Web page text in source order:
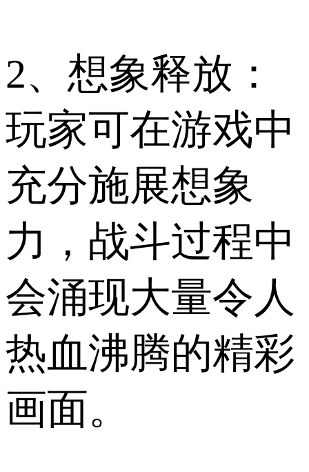
2、想象释放：
玩家可在游戏中
充分施展想象
力，战斗过程中
会涌现大量令人
热血沸腾的精彩
画面。